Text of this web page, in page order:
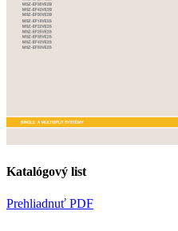
Katalógový list
Prehliadnuť PDF